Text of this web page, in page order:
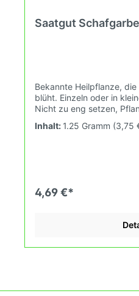
Saatgut
Bekannte Heilpflanze,
blüht. Einzeln oder in
Nicht zu eng setzen,
aus. Biodynamische
Inhalt: 1.25 Gramm (3,75
4,69 €*